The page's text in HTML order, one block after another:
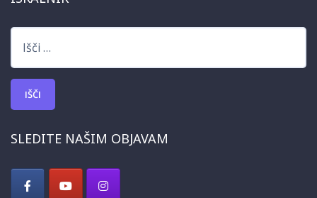
SLEDITE NAŠIM OBJAVAM